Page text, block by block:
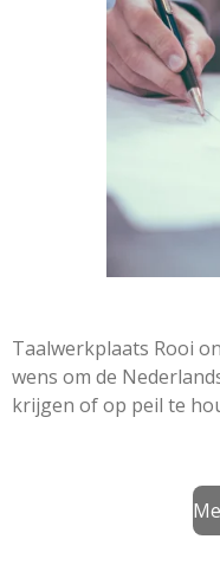
Taalwerkplaats Rooi
wens om de
krijgen of op peil te